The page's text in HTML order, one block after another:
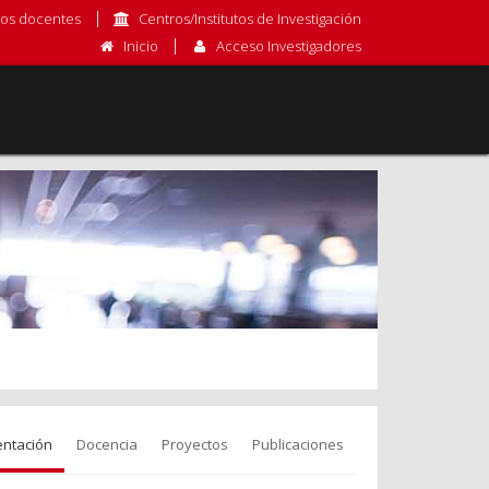
docentes
Centros/Institutos de Investigación
Inicio
Acceso Investigadores
Docencia Proyectos Publicaciones